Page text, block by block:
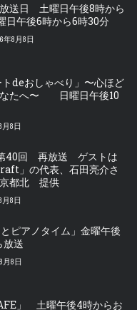
放送日 土曜日午後8時から
午後6時から6時30分
年8月8日
deおしゃべり」〜心ほど
なたへ〜 日曜日午後10
月8日
40回 再放送 ゲストは
」の代表、石田亮介さ
都北 提供
月8日
ピアノタイム」金曜午後
放送
月8日
」 土曜午後4時からお